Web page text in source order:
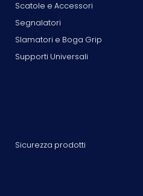
Scatole e Accessori
Segnalatori
Slamatori e Boga Grip
Supporti Universali
Sicurezza prodotti